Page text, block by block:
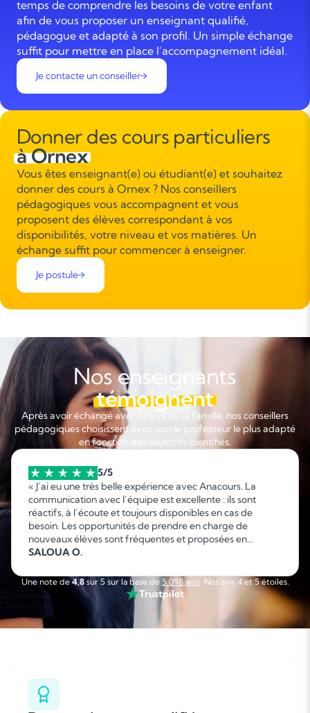
temps de comprendre les besoins de votre enfant
afin de vous proposer un enseignant qualifié,
pédagogue et adapté à son profil. Un simple échange
suffit pour mettre en place l’accompagnement idéal.
Je contacte un conseiller
Donner des cours particuliers
à Ornex
Vous êtes enseignant(e) ou étudiant(e) et souhaitez
donner des cours à Ornex ? Nos conseillers
pédagogiques vous accompagnent et vous
proposent des élèves correspondant à vos
disponibilités, votre niveau et vos matières. Un
échange suffit pour commencer à enseigner.
Je postule
Nos enseignants
témoignent
Après avoir échangé avec l'élève et sa famille, nos conseillers
pédagogiques choisissent avec soin le professeur le plus adapté
en fonction des objectifs identifiés.
5/5
« J’ai eu une très belle expérience avec Anacours. La
communication avec l’équipe est excellente : ils sont
réactifs, à l’écoute et toujours disponibles en cas de
besoin. Les opportunités de prendre en charge de
nouveaux élèves sont fréquentes et proposées en
fonction de mes disponibilités, ce qui permet d’organiser
sérieuse, flexible et agréable que je recommande sans
hésitation. »
SALOUA O.
Une note de4,8sur 5 sur la base de 5 098 avis. Nos avis 4 et 5 étoiles.
Trustpilot